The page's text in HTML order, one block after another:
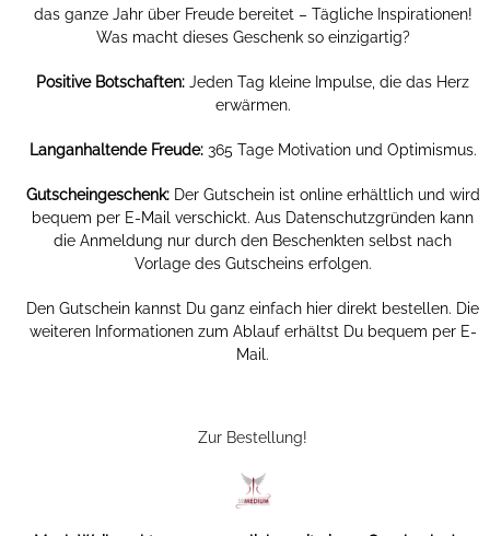
das ganze Jahr über Freude bereitet – Tägliche Inspirationen!
Was macht dieses Geschenk so einzigartig?
Positive Botschaften: Jeden Tag kleine Impulse, die das Herz
erwärmen.
Langanhaltende Freude:365 Tage Motivation und Optimismus.
Gutscheingeschenk:Der Gutschein ist online erhältlich und wird
bequem per E-Mail verschickt. Aus Datenschutzgründen kann
die Anmeldung nur durch den Beschenkten selbst nach
Vorlage des Gutscheins erfolgen.
Den Gutschein kannst Du ganz einfach hier direkt bestellen. Die
weiteren Informationen zum Ablauf erhältst Du bequem per E-
Mail.
Zur Bestellung!